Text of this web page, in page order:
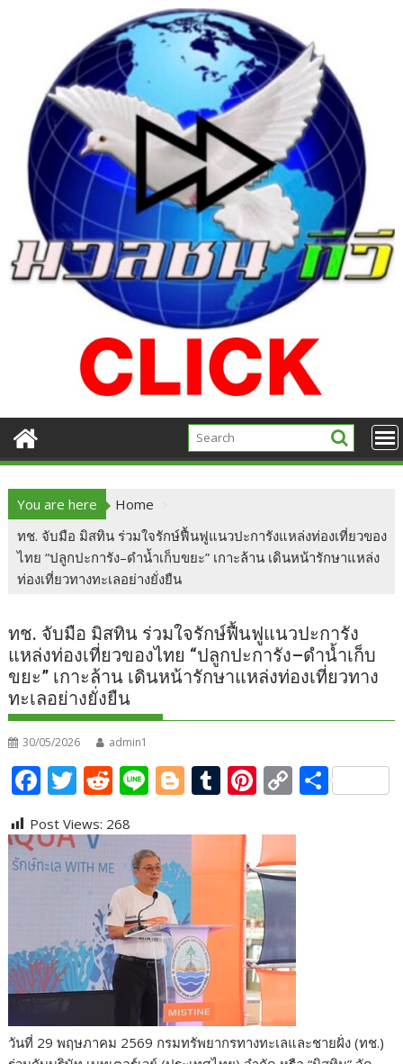
You are here
Home
ทช. จับมือ มิสทิน ร่วมใจรักษ์ฟื้นฟูแนวปะการังแหล่งท่องเที่ยวของ
ไทย “ปลูกปะการัง–ดำน้ำเก็บขยะ” เกาะล้าน เดินหน้ารักษาแหล่ง
ท่องเที่ยวทางทะเลอย่างยั่งยืน
ทช. จับมือ มิสทิน ร่วมใจรักษ์ฟื้นฟูแนวปะการัง
แหล่งท่องเที่ยวของไทย “ปลูกปะการัง–ดำน้ำเก็บ
ขยะ” เกาะล้าน เดินหน้ารักษาแหล่งท่องเที่ยวทาง
ทะเลอย่างยั่งยืน
30/05/2026 admin1
F
e
b
k
T
itt
er
R
d
di
t
Li
e
Bl
g
g
T
m
bl
Pi
er
e
st
C
p
y
Li
k
S
Post Views: 268
วันที่ 29 พฤษภาคม 2569 กรมทรัพยากรทางทะเลและชายฝั่ง (ทช.)